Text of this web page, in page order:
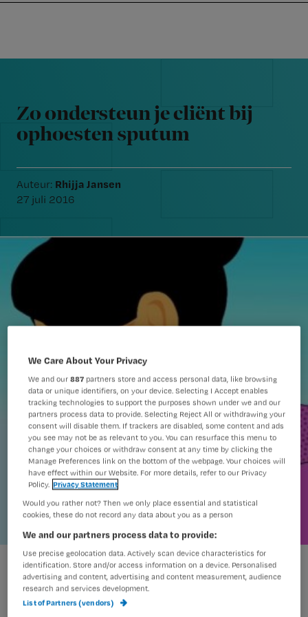
navigation
content
Nursing
sputum.jpg
Zo ondersteun je cliënt bij
ophoesten sputum
Auteur: Rhijja Jansen
27 juli 2016
We Care About Your Privacy
We and our887 partners store and access personal data, like browsing
data or unique identifiers, on your device. Selecting I Accept enables
tracking technologies to support the purposes shown under we and our
partners process data to provide. Selecting Reject All or withdrawing your
consent will disable them. If trackers are disabled, some content and ads
you see may not be as relevant to you. You can resurface this menu to
change your choices or withdraw consent at any time by clicking the
Manage Preferences link on the bottom of the webpage. Your choices will
have effect within our Website. For more details, refer to our Privacy
Policy. Privacy Statement
Would you rather not? Then we only place essential and statistical
cookies, these do not record any data about you as a person
We and our partners process data to provide:
Use precise geolocation data. Actively scan device characteristics for
identification. Store and/or access information on a device. Personalised
advertising and content, advertising and content measurement, audience
research and services development.
List of Partners (vendors)